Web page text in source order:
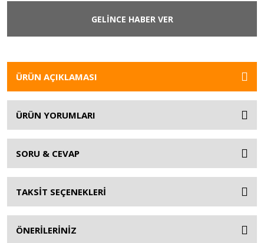
GELİNCE HABER VER
ÜRÜN AÇIKLAMASI
ÜRÜN YORUMLARI
SORU & CEVAP
TAKSİT SEÇENEKLERİ
ÖNERİLERİNİZ